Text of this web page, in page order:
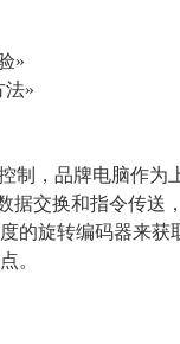
»
法»
制，品牌电脑作为
据交换和指令传送
的旋转编码器来
。